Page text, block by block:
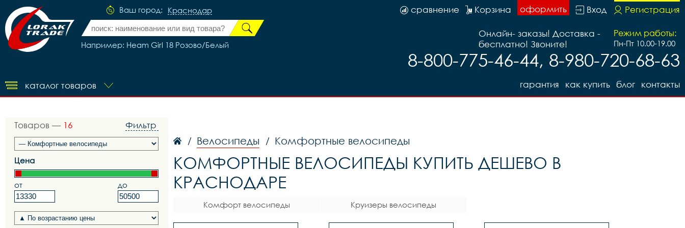
Ваш город: Краснодар
Например: Heam Girl 18 Розово/Белый
Регистрация
Вход
оформить
Корзина
сравнение
Режим работы:
Пн-Пт 10.00-19.00
Онлайн- заказы! Доставка -
бесплатно! Звоните!
8-800-775-46-44, 8-980-720-68-63
каталог товаров контакты
блог
как купить
гарантия
Товаров — 16 Фильтр
Цена
от до
/ Велосипеды / Комфортные велосипеды
КОМФОРТНЫЕ ВЕЛОСИПЕДЫ КУПИТЬ ДЕШЕВО В
КРАСНОДАРЕ
Комфорт велосипеды Круизеры велосипеды